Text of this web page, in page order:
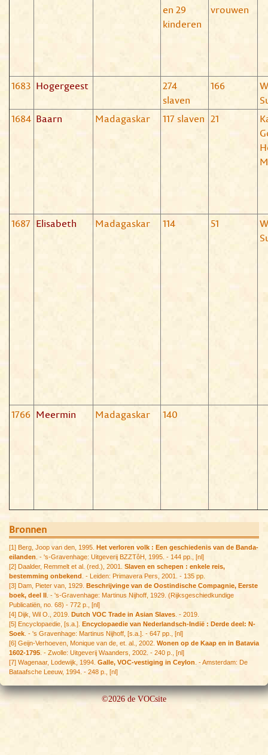
en 29
kinderen
vrouwen
1683 Hogergeest
274
slaven
166
1684 Baarn Madagaskar 117 slaven 21
1687 Elisabeth Madagaskar 114 51
1766 Meermin Madagaskar 140
Bronnen
[1] Berg, Joop van den, 1995. Het verloren volk : Een geschiedenis van de Banda-
eilanden. - 's-Gravenhage: Uitgeverij BZZTôH, 1995. - 144 pp., [nl]
[2] Daalder, Remmelt et al. (red.), 2001. Slaven en schepen : enkele reis,
bestemming onbekend . - Leiden: Primavera Pers, 2001. - 135 pp.
[3] Dam, Pieter van, 1929. Beschrijvinge van de Oostindische Compagnie, Eerste
boek, deel II . - 's-Gravenhage: Martinus Nijhoff, 1929. (Rijksgeschiedkundige
Publicatiën, no. 68) - 772 p., [nl]
[4] Dijk, Wil O., 2019. Dutch VOC Trade in Asian Slaves. - 2019.
[5] Encyclopaedie, [s.a.]. Encyclopaedie van Nederlandsch-Indië : Derde deel: N-
Soek. - 's Gravenhage: Martinus Nijhoff, [s.a.]. - 647 pp., [nl]
[6] Geijn-Verhoeven, Monique van de, et. al., 2002. Wonen op de Kaap en in Batavia
1602-1795. - Zwolle: Uitgeverij Waanders, 2002. - 240 p., [nl]
[7] Wagenaar, Lodewijk, 1994. Galle, VOC-vestiging in Ceylon. - Amsterdam: De
Bataafsche Leeuw, 1994. - 248 p., [nl]
©2026 de VOCsite